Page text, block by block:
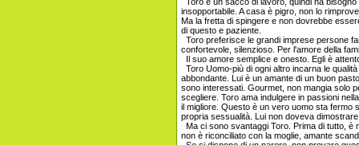
insopportabile. A casa è pigro, non lo
Ma la fretta di spingere e non dovrebbe
di questo e paziente.
Toro preferisce le grandi imprese persone
confortevole, silenzioso. Per l'amore della
Il suo amore semplice e onesto. Egli è
Toro Uomo-più di ogni altro incarna le
abbondante. Lui è un amante di un buon
sono interessati. Gourmet, non mangia solo
scegliere. Toro ama indulgere in passioni
il migliore. Questo è un vero uomo sta fermo
propria sessualità. Lui non doveva
Ma ci sono svantaggi Toro. Prima di tutto,
non è riconciliato con la moglie, amante